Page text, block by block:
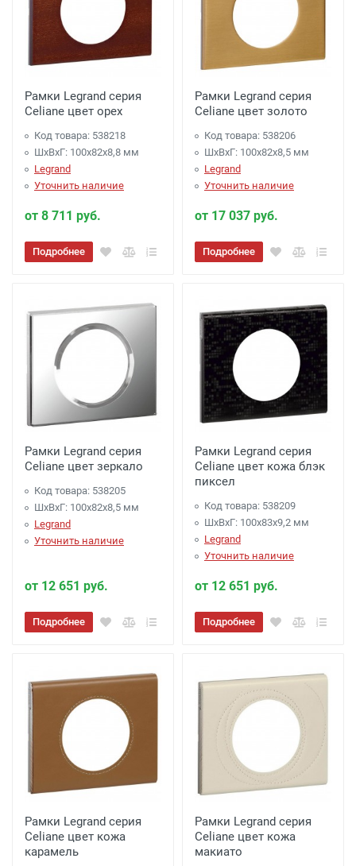
Рамки Legrand серия
Celiane цвет орех
Код товара: 538218
ШхВхГ: 100x82x8,8 мм
Legrand
Уточнить наличие
от 8 711 руб.
Подробнее
Рамки Legrand серия
Celiane цвет золото
Код товара: 538206
ШхВхГ: 100x82x8,5 мм
Legrand
Уточнить наличие
от 17 037 руб.
Подробнее
Рамки Legrand серия
Celiane цвет зеркало
Код товара: 538205
ШхВхГ: 100x82x8,5 мм
Legrand
Уточнить наличие
от 12 651 руб.
Подробнее
Рамки Legrand серия
Celiane цвет кожа блэк
пиксел
Код товара: 538209
ШхВхГ: 100x83x9,2 мм
Legrand
Уточнить наличие
от 12 651 руб.
Подробнее
Рамки Legrand серия
Celiane цвет кожа
карамель
Рамки Legrand серия
Celiane цвет кожа
макиато